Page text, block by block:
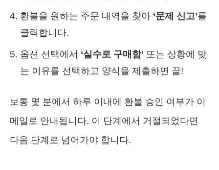
환불을 원하는 주문 내역을 찾아 ‘문제 신고’를
클릭합니다.
옵션 선택에서 ‘실수로 구매함’ 또는 상황에 맞
는 이유를 선택하고 양식을 제출하면 끝!
보통 몇 분에서 하루 이내에 환불 승인 여부가 이
메일로 안내됩니다. 이 단계에서 거절되었다면
다음 단계로 넘어가야 합니다.